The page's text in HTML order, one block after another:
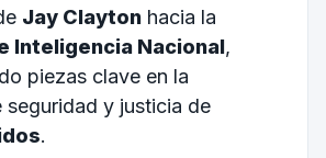
Jay Claytonhacia la
Inteligencia Nacional,
piezas clave en la
seguridad y justicia de
.